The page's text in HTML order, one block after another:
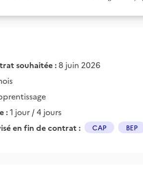
souhaitée :8 juin 2026
:1 jour / 4 jours
en fin de contrat :
CAP BEP